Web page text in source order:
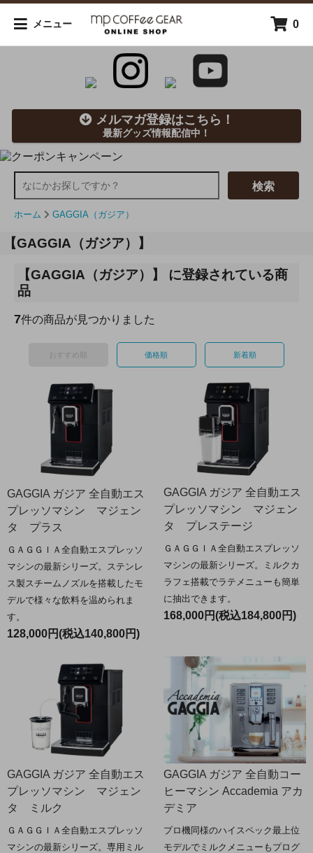
メニュー 0
メルマガ登録はこちら！
最新グッズ情報配信中！
検索
ホーム GAGGIA（ガジア）
【GAGGIA（ガジア）】
【GAGGIA（ガジア）】 に登録されている商
品
7件の商品が見つかりました
おすすめ順 価格順 新着順
GAGGIA ガジア 全自動エス
プレッソマシン マジェン
タ プラス
ＧＡＧＧＩＡ全自動エスプレッソ
マシンの最新シリーズ。ステンレ
ス製スチームノズルを搭載したモ
デルで様々な飲料を温められま
す。
128,000円(税込140,800円)
GAGGIA ガジア 全自動エス
プレッソマシン マジェン
タ プレステージ
ＧＡＧＧＩＡ全自動エスプレッソ
マシンの最新シリーズ。ミルクカ
ラフェ搭載でラテメニューも簡単
に抽出できます。
168,000円(税込184,800円)
GAGGIA ガジア 全自動エス
プレッソマシン マジェン
タ ミルク
ＧＡＧＧＩＡ全自動エスプレッソ
マシンの最新シリーズ。専用ミル
GAGGIA ガジア 全自動コー
ヒーマシン Accademia アカ
デミア
プロ機同様のハイスペック最上位
モデルでミルクメニューもプログ